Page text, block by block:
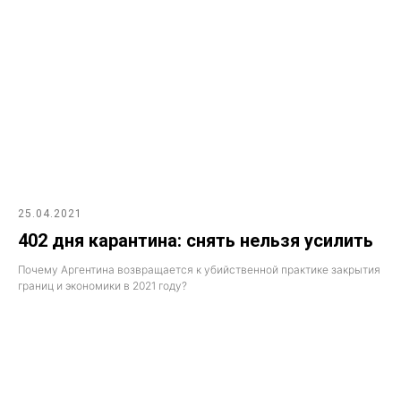
25.04.2021
402 дня карантина: снять нельзя усилить
Почему Аргентина возвращается к убийственной практике закрытия
границ и экономики в 2021 году?